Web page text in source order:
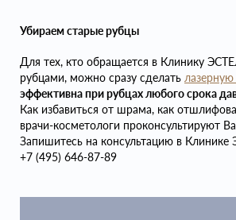
Убираем старые рубцы
Для тех, кто обращается в Клинику
рубцами, можно сразу сделать
эффективна при рубцах любого срока
Как избавиться от шрама, как
врачи-косметологи проконсультируют
Запишитесь на консультацию в
+7 (495) 646-87-89